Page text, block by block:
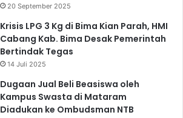
20 September 2025
Krisis LPG 3 Kg di Bima Kian Parah, HMI
Cabang Kab. Bima Desak Pemerintah
Bertindak Tegas
14 Juli 2025
Dugaan Jual Beli Beasiswa oleh
Kampus Swasta di Mataram
Diadukan ke Ombudsman NTB